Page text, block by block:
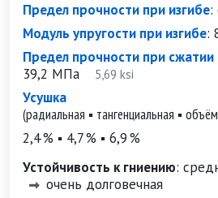
Предел прочности при изгибе:
Модуль упругости при изгибе:
Предел прочности при
39,2 МПа 5,69 ksi
Усушка
(радиальная ▪ тангенциальная ▪
2,4 % ▪ 4,7 % ▪ 6,9 %
Устойчивость к гниению:
очень долговечная